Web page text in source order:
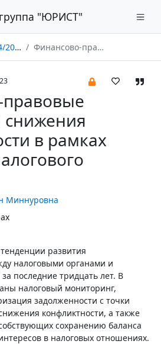
"ЮРИСТ"
Финансово-правовые механизмы снижения конфликтности в рамках института налогового контроля
в рамках
Миннуровна
развития
налоговыми органами и
последние тридцать лет. В
налоговый мониторинг,
задолженности с точки
конфликтности, а также
сохранению баланса
в налоговых отношениях.